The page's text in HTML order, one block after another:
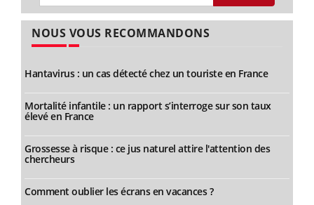
NOUS VOUS RECOMMANDONS
Hantavirus : un cas détecté chez un touriste en France
Mortalité infantile : un rapport s’interroge sur son taux
élevé en France
Grossesse à risque : ce jus naturel attire l'attention des
chercheurs
Comment oublier les écrans en vacances ?